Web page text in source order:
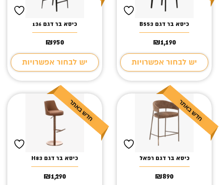
כיסא בר דגם B553
₪1,190
יש לבחור אפשרויות
כיסא בר דגם 136
₪950
יש לבחור אפשרויות
כיסא בר דגם רפאל
₪890
כיסא בר דגם H83
₪1,290